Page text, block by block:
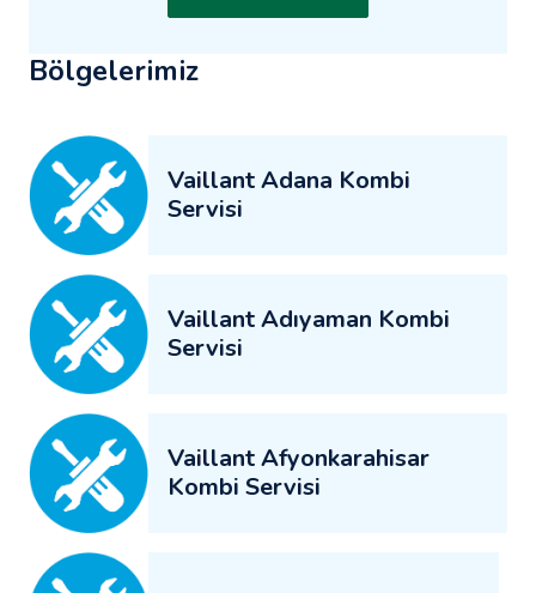
Bölgelerimiz
Vaillant Adana Kombi
Servisi
Vaillant Adıyaman Kombi
Servisi
Vaillant Afyonkarahisar
Kombi Servisi